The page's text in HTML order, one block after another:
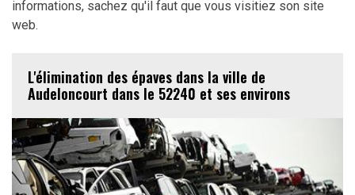
informations, sachez qu'il faut que vous visitiez son site
web.
L'élimination des épaves dans la ville de
Audeloncourt dans le 52240 et ses environs